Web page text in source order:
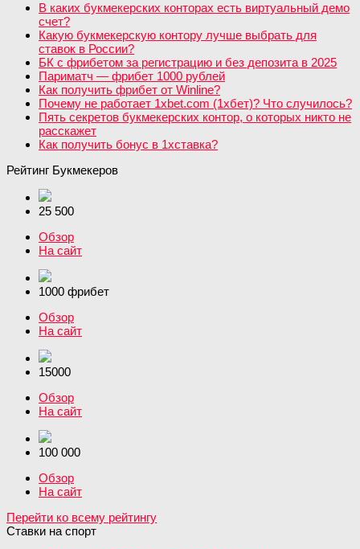
В каких букмекерских конторах есть виртуальный демо
счет?
Какую букмекерскую контору лучше выбрать для
ставок в России?
БК с фрибетом за регистрацию и без депозита в 2025
Париматч — фрибет 1000 рублей
Как получить фрибет от Winline?
Почему не работает 1xbet.com (1хбет)? Что случилось?
Пять секретов букмекерских контор, о которых никто не
расскажет
Как получить бонус в 1хставка?
Рейтинг Букмекеров
25 500
Обзор
На сайт
1000 фрибет
Обзор
На сайт
15000
Обзор
На сайт
100 000
Обзор
На сайт
Перейти ко всему рейтингу
Ставки на спорт